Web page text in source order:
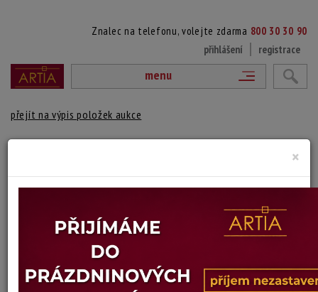
Znalec na telefonu, volejte zdarma 800 30 30 90
přihlášení
registrace
menu
přejít na výpis položek aukce
Delft Keramika
značeno zespodu, Delftská fajans
Stav: dobrý
×